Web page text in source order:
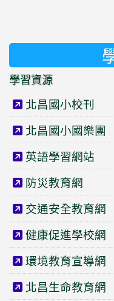
學習資源
北昌國小校刊
北昌國小國樂團
英語學習網站
防災教育網
交通安全教育網
健康促進學校網
環境教育宣導網
北昌生命教育網